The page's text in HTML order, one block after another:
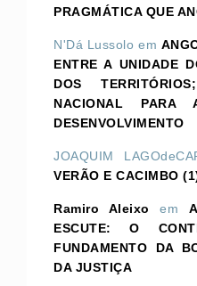
PRAGMÁTICA QUE
N'Dá Lussolo em
ENTRE A UNIDADE
DOS
NACIONAL
DESENVOLVIMENTO
JOAQUIM
VERÃO E CACIMBO
Ramiro Aleixo em
ESCUTE: O
FUNDAMENTO DA
DA JUSTIÇA